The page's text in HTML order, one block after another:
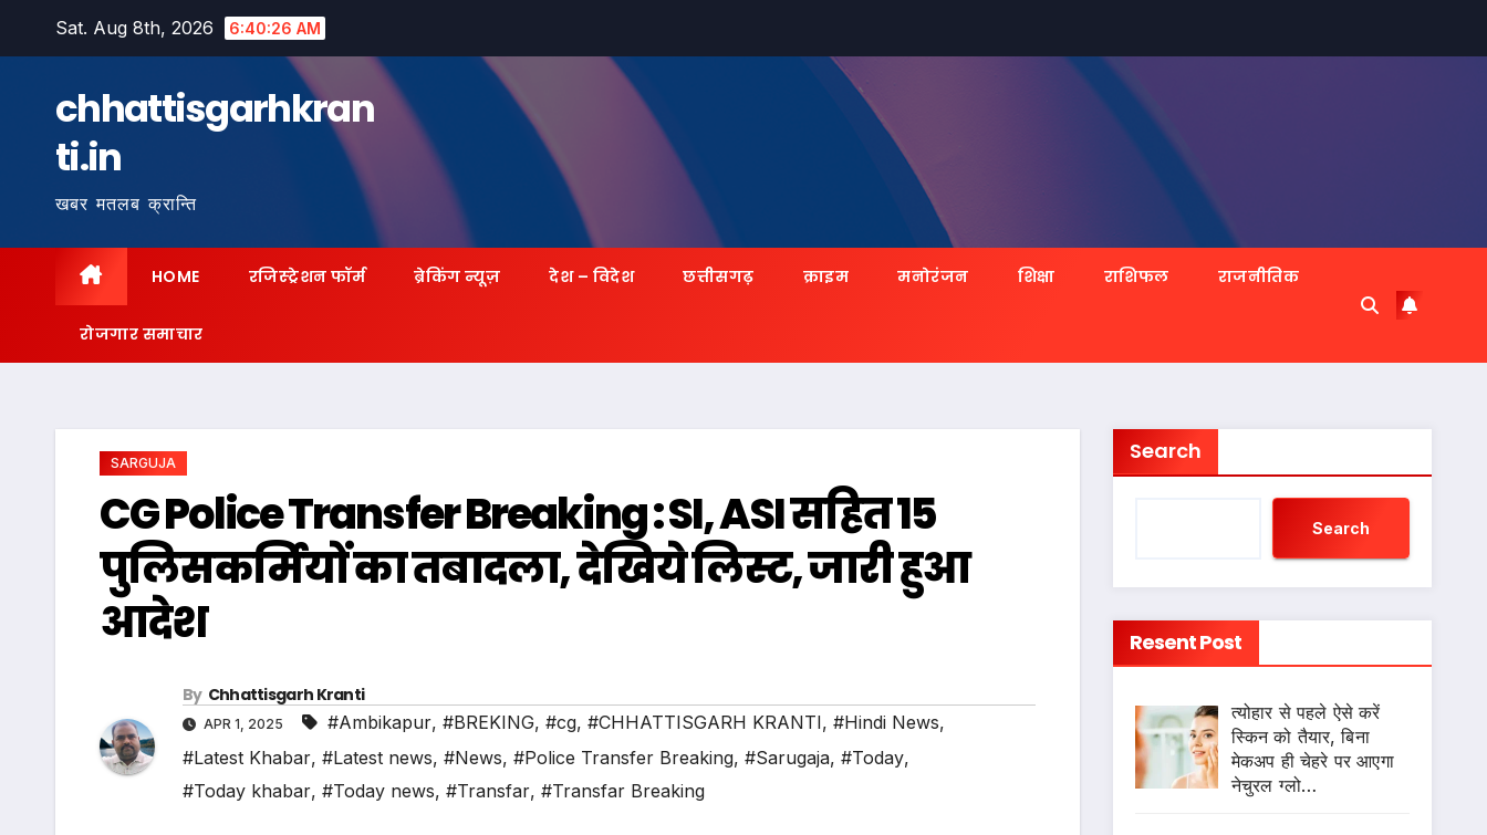
Sat. Aug 8th, 2026 6:40:27 AM
chhattisgarhkran
ti.in
खबर मतलब क्रान्ति
HOME रजिस्ट्रेशन फॉर्म ब्रेकिंग न्यूज़ देश – विदेश छत्तीसगढ़ क्राइम मनोरंजन शिक्षा राशिफल राजनीतिक
रोजगार समाचार
SARGUJA
CG Police Transfer Breaking : SI, ASI सहित 15
पुलिसकर्मियों का तबादला, देखिये लिस्ट, जारी हुआ
आदेश
By Chhattisgarh Kranti
APR 1, 2025 #Ambikapur, #BREKING, #cg, #CHHATTISGARH KRANTI, #Hindi News,
#Latest Khabar, #Latest news, #News, #Police Transfer Breaking, #Sarugaja, #Today,
#Today khabar, #Today news, #Transfar, #Transfar Breaking
Search
Search
Resent Post
त्योहार से पहले ऐसे करें
स्किन को तैयार, बिना
मेकअप ही चेहरे पर आएगा
नेचुरल ग्लो…